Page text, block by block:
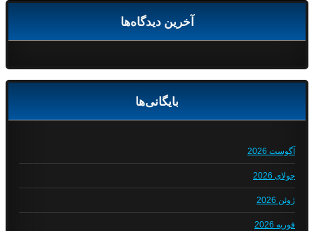
آخرین دیدگاه‌ها
بایگانی‌ها
آگوست 2026
جولای 2026
ژوئن 2026
فوریه 2026